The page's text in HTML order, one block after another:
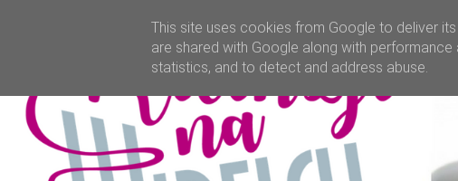
This site uses cookies from Google to deliver
are shared with Google along with
statistics, and to detect and address abuse.